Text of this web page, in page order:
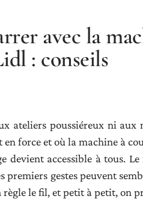
avec la
: conseils
ateliers poussiéreux ni aux
force et où la machine à
devient accessible à tous.
gestes peuvent
le fil, et petit à petit, on